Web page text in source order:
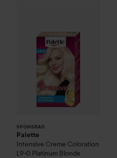
SPONSRAD
Palette
Intensive Creme Coloration
L9-0 Platinum Blonde